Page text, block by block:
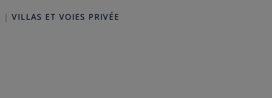
| VILLAS ET VOIES PRIVÉE